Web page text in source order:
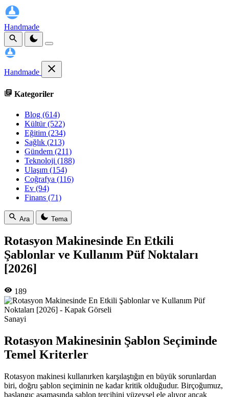
Handmade
Handmade
Kategoriler
Blog (614)
Kültür(522)
Eğitim (234)
Sağlık (213)
Gündem (211)
Teknoloji (188)
Ulaşım (154)
Coğrafya (116)
Ev (94)
Finans (71)
Ara Tema
Rotasyon Makinesinde En Etkili
Şablonlar ve Kullanım Püf Noktaları
[2026]
189
Sanayi
Rotasyon Makinesinin Şablon Seçiminde
Temel Kriterler
Rotasyon makinesi kullanırken karşılaştığın en büyük sorunlardan
biri, doğru şablon seçiminin ne kadar kritik olduğudur. Birçoğumuz,
başlangıç aşamasında şablon tercihini yüzeysel ele alıyor ancak